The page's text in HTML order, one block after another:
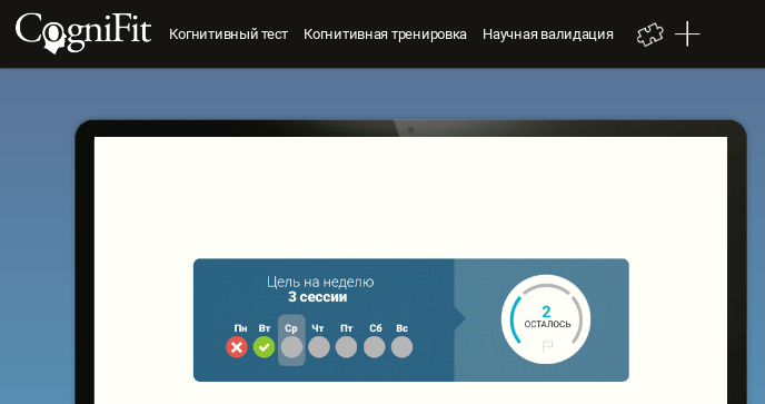
Когнитивный тест Когнитивная тренировка Научная валидация